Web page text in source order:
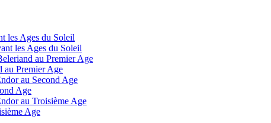
les Ages du Soleil
les Ages du Soleil
au Premier Age
au Premier Age
au Second Age
Age
au Troisième Age
Age